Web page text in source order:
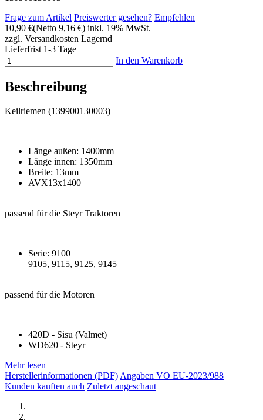
Frage zum Artikel Preiswerter gesehen? Empfehlen
10,90 €(Netto 9,16 €) inkl. 19% MwSt.
zzgl. Versandkosten Lagernd
Lieferfrist 1-3 Tage
In den Warenkorb
Beschreibung
Keilriemen (139900130003)
Länge außen: 1400mm
Länge innen: 1350mm
Breite: 13mm
AVX13x1400
passend für die Steyr Traktoren
Serie: 9100
9105, 9115, 9125, 9145
passend für die Motoren
420D - Sisu (Valmet)
WD620 - Steyr
Mehr lesen
Herstellerinformationen (PDF)Angaben VO EU-2023/988
Kunden kauften auch Zuletzt angeschaut